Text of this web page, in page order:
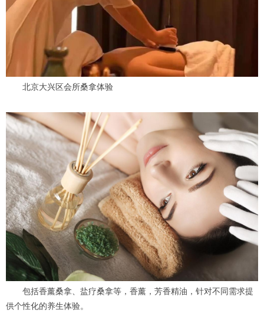
北京大兴区会所桑拿体验
包括香薰桑拿、盐疗桑拿等，香薰，芳香精油，针对不同需求提
供个性化的养生体验。